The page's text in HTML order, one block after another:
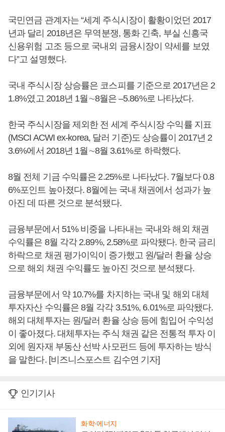
국민연금 관계자는 “세계 주식시장이 활황이었던 2017
년과 달리 2018년은 무역분쟁, 통화 긴축, 부실 신흥국
신용위험 고조 등으로 국내외 금융시장이 약세를 보였
다”고 설명했다.
국내 주식시장 상승률은 코스피를 기준으로 2017년은 2
1.8%였고 2018년 1월∼8월은 –5.86%로 나타났다.
한국 주식시장을 제외한 전 세계 주식시장 수익률 지표
(MSCI ACWI ex-korea, 달러 기준)도 상승률이 2017년 2
3.6%에서 2018년 1월∼8월 3.61%로 하락했다.
8월 전체 기금 수익률은 2.25%로 나타났다. 7월보다 0.8
6%포인트 높아졌다. 8월에는 국내 채권에서 성과가 높
아진 데 따른 것으로 분석됐다.
금융부문에서 51% 비중을 나타내는 국내와 해외 채권
수익률은 8월 각각 2.89%, 2.58%로 파악됐다. 한국 금리
하락으로 채권 평가이익이 증가했고 원/달러 환율 상승
으로 해외 채권 수익률도 높아진 것으로 분석됐다.
금융부문에서 약 10.7%를 차지하는 국내 및 해외 대체
투자자산 수익률은 8월 각각 3.51%, 6.01%로 파악됐다.
해외 대체투자는 원/달러 환율 상승 등에 힘입어 수익성
이 좋아졌다. 대체투자는 주식 채권 같은 전통적 투자 이
외에 원자재 부동산 선박 사모펀드 등에 투자하는 방식
을 말한다. [비즈니스포스트 김수연 기자]
인기기사
화학·에너지